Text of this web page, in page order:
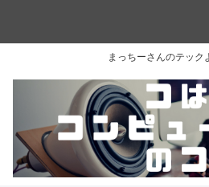
まっちーさんのテック